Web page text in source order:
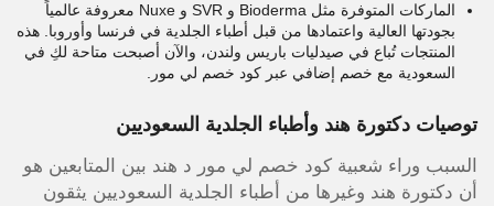
الماركات المتوفرة مثل Bioderma و SVR و Nuxe معروفة عالمياً
بجودتها العالية واعتمادها من قبل أطباء الجلدية في فرنسا وأوروبا. هذه
المنتجات تُباع في صيدليات باريس ولندن، والآن أصبحت متاحة لكِ في
السعودية مع خصم إضافي عبر كود خصم لي مور.
توصيات دكتورة هند وأطباء الجلدية السعوديين
السبب وراء شعبية كود خصم لي مور د هند بين المتابعين هو
أن دكتورة هند وغيرها من أطباء الجلدية السعوديين يثقون